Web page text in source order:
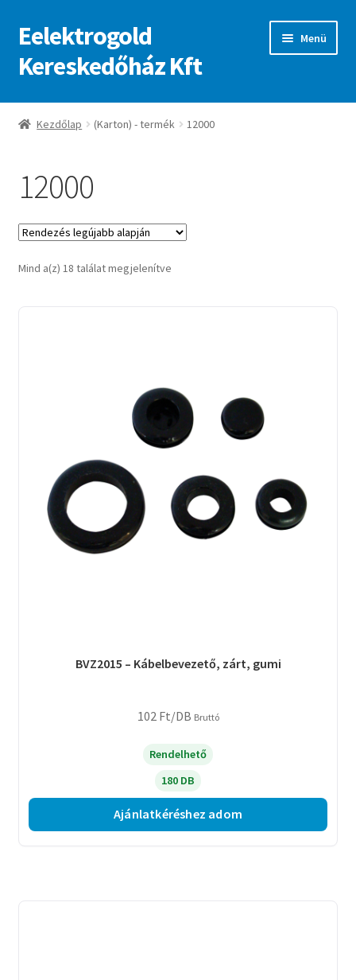
Ugrás
a
navigációhoz
Kilépés
a
tartalomba
Eelektrogold
Kereskedőház Kft
Menü
Kezdőlap
Adatvédelmi irányelvek
ajanlatkeres
Kezdőlap (Karton) - termék 12000
12000
Mind a(z) 18 találat megjelenítveSorted
BVZ2015 – Kábelbevezető, zárt, gumi
102 Ft/DB Bruttó
Rendelhető
180 DB
Ajánlatkéréshez adom